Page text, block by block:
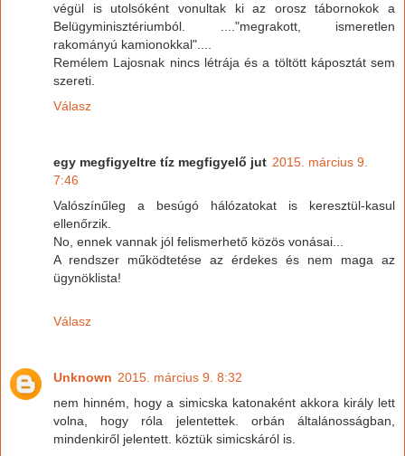
végül is utolsóként vonultak ki az orosz tábornokok a
Belügyminisztériumból. ...."megrakott, ismeretlen
rakományú kamionokkal"....
Remélem Lajosnak nincs létrája és a töltött káposztát sem
szereti.
Válasz
egy megfigyeltre tíz megfigyelő jut 2015. március 9.
7:46
Valószínűleg a besúgó hálózatokat is keresztül-kasul
ellenőrzik.
No, ennek vannak jól felismerhető közös vonásai...
A rendszer működtetése az érdekes és nem maga az
ügynöklista!
Válasz
Unknown 2015. március 9. 8:32
nem hinném, hogy a simicska katonaként akkora király lett
volna, hogy róla jelentettek. orbán általánosságban,
mindenkiről jelentett. köztük simicskáról is.